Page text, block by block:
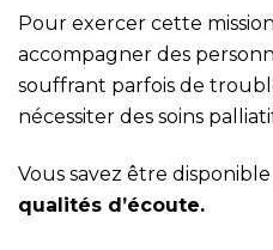
Pour exercer cette
accompagner des
souffrant parfois de
nécessiter des soins
Vous savez être
qualités d’écoute.